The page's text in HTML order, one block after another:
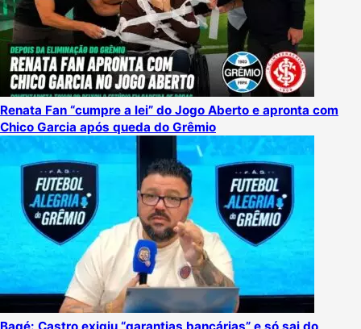
Renata Fan “cumpre a lei” do Jogo Aberto e apronta com
Chico Garcia após queda do Grêmio